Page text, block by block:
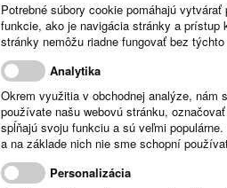
Potrebné súbory cookie pomáhajú
funkcie, ako je navigácia stránky a prístup
stránky nemôžu riadne fungovať bez
Analytika
Okrem využitia v obchodnej analýze, nám
používate našu webovú stránku,
spĺňajú svoju funkciu a sú veľmi
a na základe nich nie sme schopní
Personalizácia